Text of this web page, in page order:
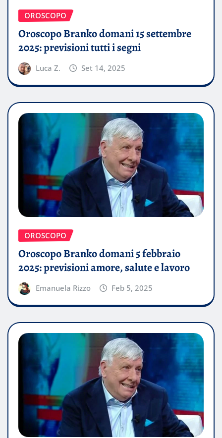
OROSCOPO
Oroscopo Branko domani 15 settembre
2025: previsioni tutti i segni
Luca Z. Set 14, 2025
OROSCOPO
Oroscopo Branko domani 5 febbraio
2025: previsioni amore, salute e lavoro
Emanuela Rizzo Feb 5, 2025